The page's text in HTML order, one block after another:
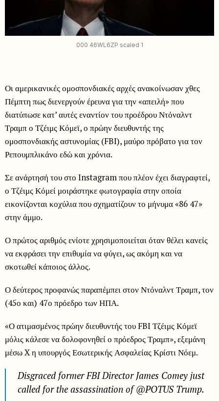
000 46WL6ZP scaled 1
Οι αμερικανικές ομοσπονδιακές αρχές ανακοίνωσαν χθες
Πέμπτη πως διενεργούν έρευνα για την «απειλή» που
διατύπωσε κατ’ αυτές εναντίον του προέδρου Ντόναλντ
Τραμπ ο Τζέιμς Κόμεϊ, ο πρώην διευθυντής της
ομοσπονδιακής αστυνομίας (FBI), μαύρο πρόβατο για τον
Ρεπουμπλικάνο εδώ και χρόνια.
Σε ανάρτησή του στο Instagram που πλέον έχει διαγραφτεί,
ο Τζέιμς Κόμεί μοιράστηκε φωτογραφία στην οποία
εικονίζονται κοχύλια που σχηματίζουν το μήνυμα «86 47»
στην άμμο.
Ο πρώτος αριθμός ενίοτε χρησιμοποιείται όταν θέλει κανείς
να εκφράσει την επιθυμία να φύγει, ως ακόμη και να
σκοτωθεί κάποιος άλλος.
Ο δεύτερος προφανώς παραπέμπει στον Ντόναλντ Τραμπ, τον
(45ο και) 47ο πρόεδρο των ΗΠΑ.
«Ο ατιμασμένος πρώην διευθυντής του FBI Τζέιμς Κόμεϊ
μόλις κάλεσε να δολοφονηθεί ο πρόεδρος Τραμπ», εξεμάνη
μέσω X η υπουργός Εσωτερικής Ασφαλείας Κρίστι Νόεμ.
Disgraced former FBI Director James Comey just
called for the assassination of @POTUS Trump.